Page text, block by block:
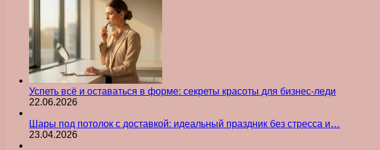
Успеть всё и оставаться в форме: секреты красоты для бизнес-леди
22.06.2026
Шары под потолок с доставкой: идеальный праздник без стресса и…
23.04.2026